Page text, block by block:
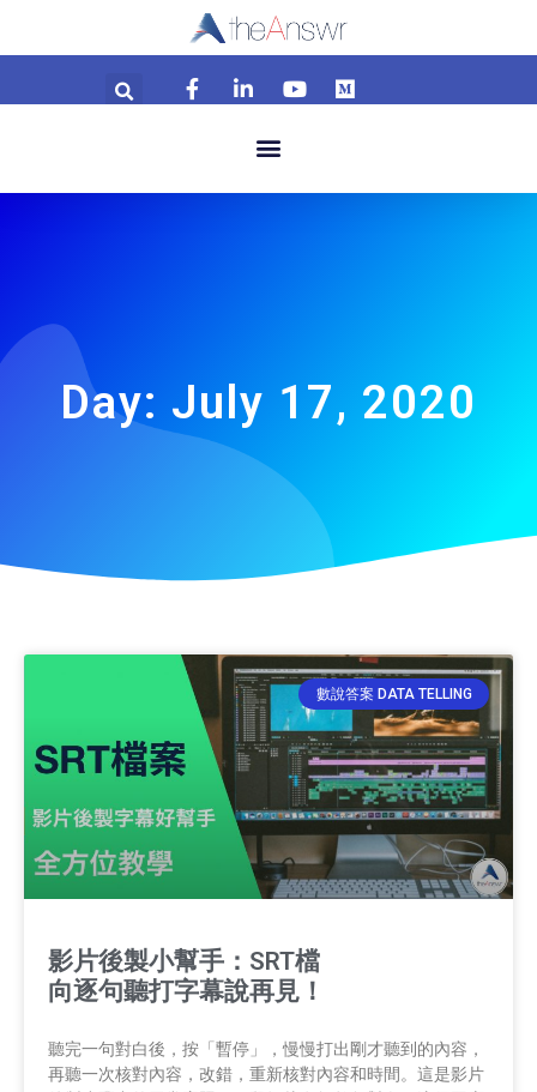
Day: July 17, 2020
數說答案 DATA TELLING
影片後製小幫手：SRT檔
向逐句聽打字幕說再見！
聽完一句對白後，按「暫停」，慢慢打出剛才聽到的內容，
再聽一次核對內容，改錯，重新核對內容和時間。這是影片